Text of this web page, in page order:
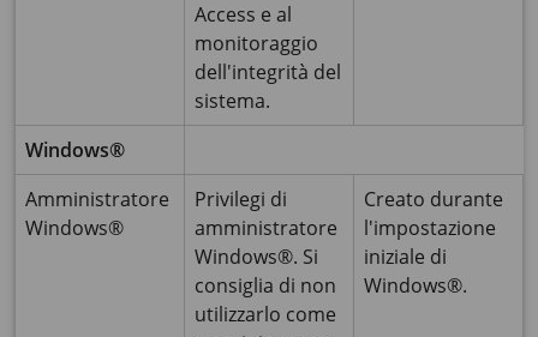
Access e al
monitoraggio
dell'integrità del
sistema.
Windows®
Amministratore
Windows®
Privilegi di
amministratore
Windows®. Si
consiglia di non
utilizzarlo come
Creato durante
l'impostazione
iniziale di
Windows®.